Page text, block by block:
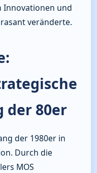
Innovationen und
veränderte.
der 80er
der 1980er in
Durch die
MOS